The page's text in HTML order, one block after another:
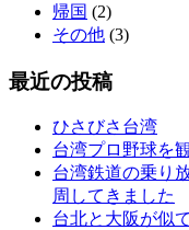
帰国 (2)
その他 (3)
最近の投稿
ひさびさ台湾
台湾プロ野球を
台湾鉄道の乗り
周してきました
台北と大阪が似